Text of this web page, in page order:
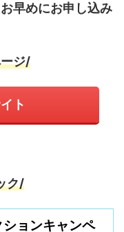
早めにお申し込み
ジ/
ト
ク/
ョンキャンペ